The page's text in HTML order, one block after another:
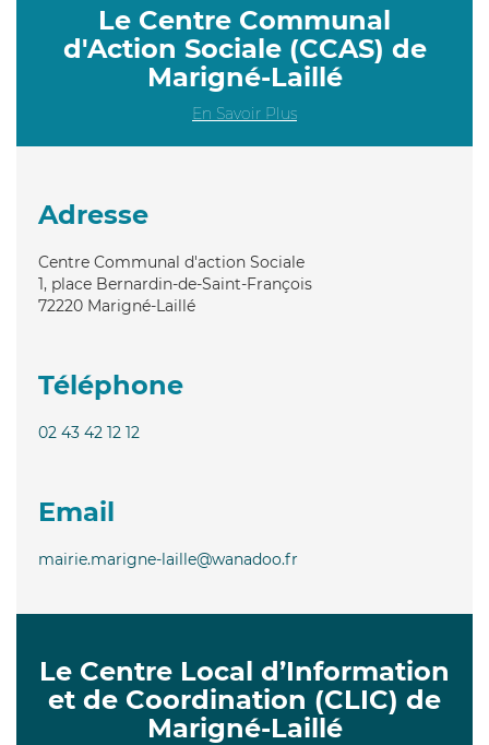
Le Centre Communal
d'Action Sociale (CCAS) de
Marigné-Laillé
En Savoir Plus
Adresse
Centre Communal d'action Sociale
1, place Bernardin-de-Saint-François
72220 Marigné-Laillé
Téléphone
02 43 42 12 12
Email
mairie.marigne-laille@wanadoo.fr
Le Centre Local d’Information
et de Coordination (CLIC) de
Marigné-Laillé